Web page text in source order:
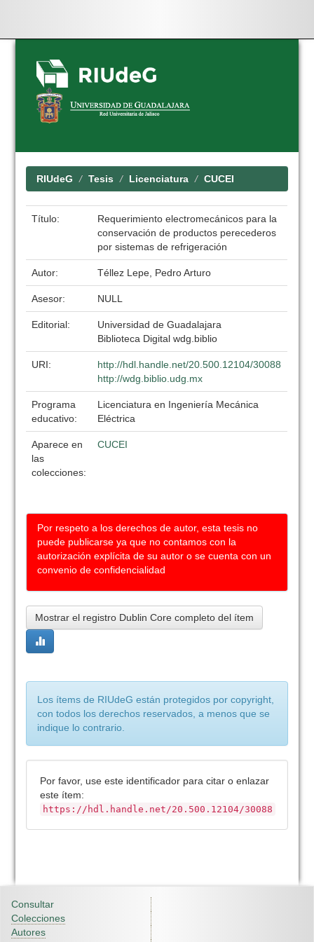
Skip
navigation
RIUdeG Tesis Licenciatura CUCEI
Título:
Requerimiento electromecánicos para la
conservación de productos perecederos
por sistemas de refrigeración
Autor: Téllez Lepe, Pedro Arturo
Asesor: NULL
Editorial:
Universidad de Guadalajara
Biblioteca Digital wdg.biblio
URI:
http://hdl.handle.net/20.500.12104/30088
http://wdg.biblio.udg.mx
Programa
educativo:
Licenciatura en Ingeniería Mecánica
Eléctrica
Aparece en
las
colecciones:
CUCEI
Por respeto a los derechos de autor, esta tesis no
puede publicarse ya que no contamos con la
autorización explícita de su autor o se cuenta con un
convenio de confidencialidad
Mostrar el registro Dublin Core completo del ítem
Los ítems de RIUdeG están protegidos por copyright,
con todos los derechos reservados, a menos que se
indique lo contrario.
Por favor, use este identificador para citar o enlazar
este ítem:
https://hdl.handle.net/20.500.12104/30088
Consultar
Colecciones
Autores